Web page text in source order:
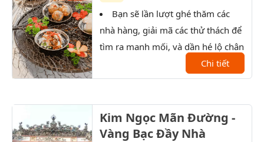
Bạn sẽ lần lượt ghé thăm các
nhà hàng, giải mã các thử thách để
tìm ra manh mối, và dần hé lộ chân
tướng của nhân vật bí ẩn.Chi tiết
Kim Ngọc Mãn Đường -
Vàng Bạc Đầy Nhà